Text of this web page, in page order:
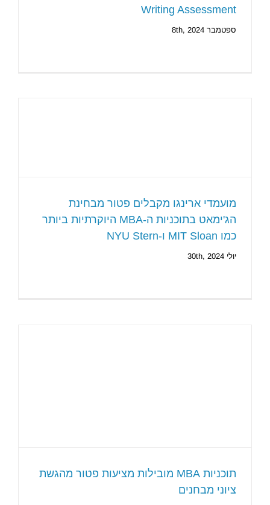
Writing Assessment
ספטמבר 8th, 2024
מועמדי ארינגו מקבלים פטור מבחינת
הג'ימאט בתוכניות ה-MBA היוקרתיות ביותר
כמו MIT Sloan ו-NYU Stern
יולי 30th, 2024
תוכניות MBA מובילות מציעות פטור מהגשת
ציוני מבחנים